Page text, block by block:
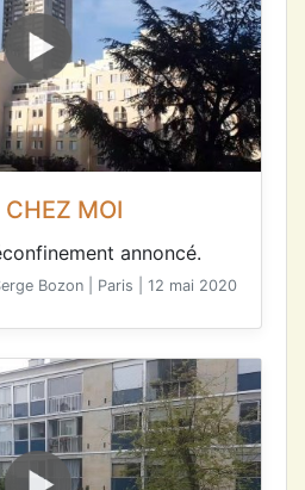
CHEZ MOI
annoncé.
Bozon | Paris | 12 mai 2020